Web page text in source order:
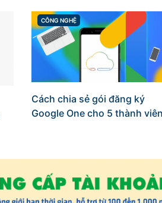
CATEGORIES
CÔNG NGHỆ
Cách chia sẻ gói đăng ký
Google One cho 5 thành viên